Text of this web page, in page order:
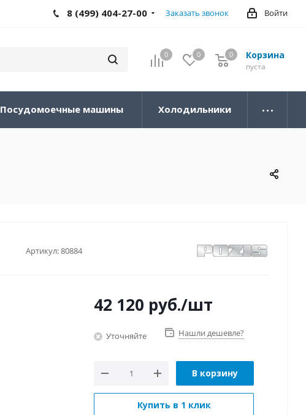
Войти
8 (499) 404-27-00 Заказать звонок
0 0 Корзина
0
пуста
0
Посудомоечные машины Холодильники
Артикул:80884
42 120 руб./шт
Уточняйте Нашли дешевле?
В корзину
Купить в 1 клик